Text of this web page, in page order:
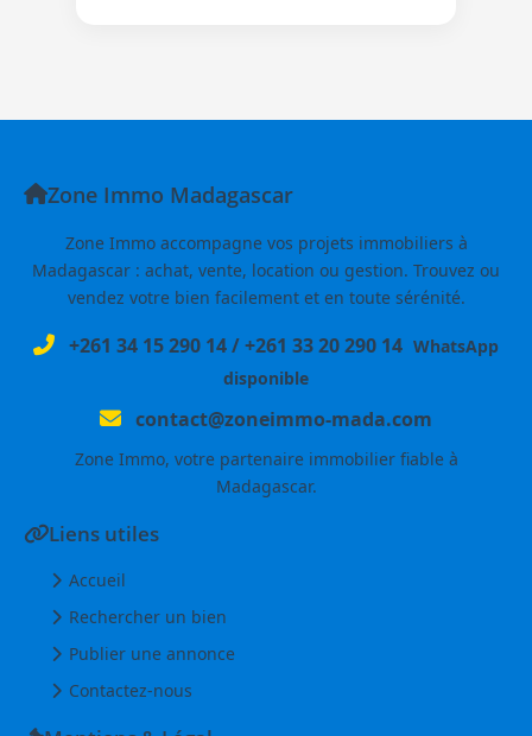
Zone Immo Madagascar
Zone Immo accompagne vos projets immobiliers à
Madagascar : achat, vente, location ou gestion. Trouvez ou
vendez votre bien facilement et en toute sérénité.
+261 34 15 290 14/+261 33 20 290 14 WhatsApp
disponible
contact@zoneimmo-mada.com
Zone Immo, votre partenaire immobilier fiable à
Madagascar.
Liens utiles
Accueil
Rechercher un bien
Publier une annonce
Contactez-nous